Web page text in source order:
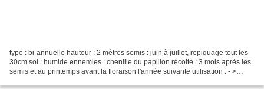
type : bi-annuelle hauteur : 2 mètres semis : juin à juillet, repiquage tout les
30cm sol : humide ennemies : chenille du papillon récolte : 3 mois après les
semis et au printemps avant la floraison l'année suivante utilisation : - >